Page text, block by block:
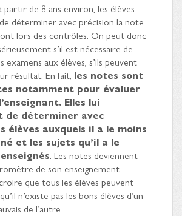
partir de 8 ans environ, les élèves
déterminer avec précision la note
lors des contrôles. On peut donc
s’il est nécessaire de
examens aux élèves, s’ils peuvent
résultat. En fait, les notes sont
notamment pour évaluer
Elles lui
de déterminer avec
élèves auxquels il a le moins
et les sujets qu’il a le
. Les notes deviennent
de son enseignement.
que tous les élèves peuvent
n’existe pas les bons élèves d’un
de l’autre …